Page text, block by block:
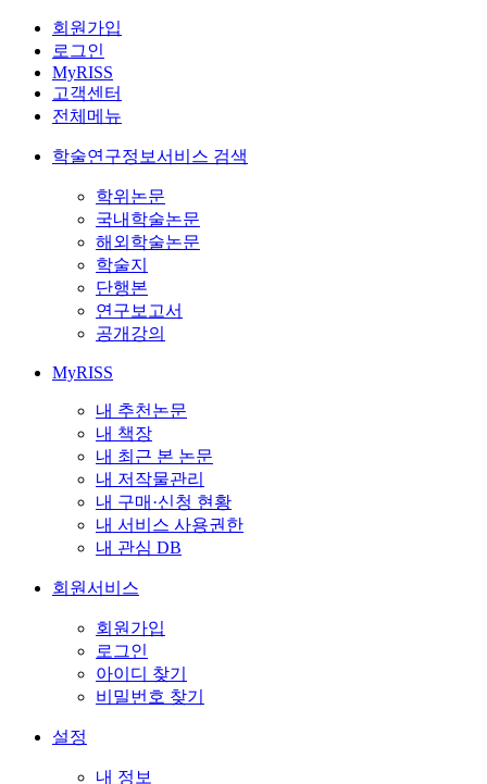
회원가입
로그인
MyRISS
고객센터
전체메뉴
학술연구정보서비스 검색
학위논문
국내학술논문
해외학술논문
학술지
단행본
연구보고서
공개강의
MyRISS
내 추천논문
내 책장
내 최근 본 논문
내 저작물관리
내 구매·신청 현황
내 서비스 사용권한
내 관심 DB
회원서비스
회원가입
로그인
아이디 찾기
비밀번호 찾기
설정
내 정보